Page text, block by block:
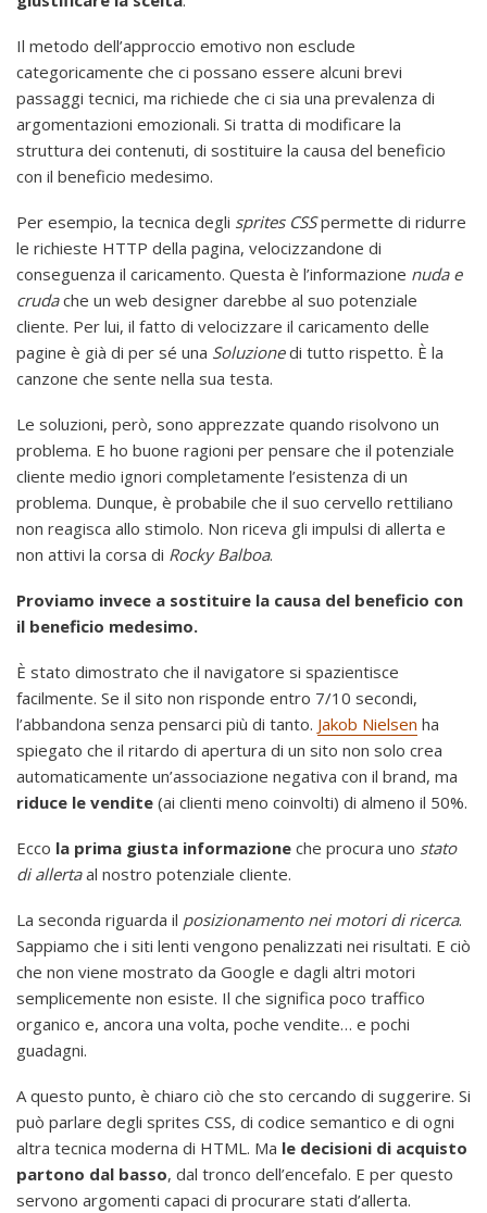
Il metodo dell’approccio emotivo non esclude
categoricamente che ci possano essere alcuni brevi
passaggi tecnici, ma richiede che ci sia una prevalenza di
argomentazioni emozionali. Si tratta di modificare la
struttura dei contenuti, di sostituire la causa del beneficio
con il beneficio medesimo.
Per esempio, la tecnica degli sprites CSSpermette di ridurre
le richieste HTTP della pagina, velocizzandone di
conseguenza il caricamento. Questa è l’informazione nuda e
crudache un web designer darebbe al suo potenziale
cliente. Per lui, il fatto di velocizzare il caricamento delle
pagine è già di per sé una Soluzionedi tutto rispetto. È la
canzone che sente nella sua testa.
Le soluzioni, però, sono apprezzate quando risolvono un
problema. E ho buone ragioni per pensare che il potenziale
cliente medio ignori completamente l’esistenza di un
problema. Dunque, è probabile che il suo cervello rettiliano
non reagisca allo stimolo. Non riceva gli impulsi di allerta e
non attivi la corsa di Rocky Balboa.
Proviamo invece a sostituire la causa del beneficio con
il beneficio medesimo.
È stato dimostrato che il navigatore si spazientisce
facilmente. Se il sito non risponde entro 7/10 secondi,
l’abbandona senza pensarci più di tanto. Jakob Nielsen ha
spiegato che il ritardo di apertura di un sito non solo crea
automaticamente un’associazione negativa con il brand, ma
riduce le vendite (ai clienti meno coinvolti) di almeno il 50%.
Ecco la prima giusta informazione che procura uno stato
di allertaal nostro potenziale cliente.
La seconda riguarda il posizionamento nei motori di ricerca.
Sappiamo che i siti lenti vengono penalizzati nei risultati. E ciò
che non viene mostrato da Google e dagli altri motori
semplicemente non esiste. Il che significa poco traffico
organico e, ancora una volta, poche vendite… e pochi
guadagni.
A questo punto, è chiaro ciò che sto cercando di suggerire. Si
può parlare degli sprites CSS, di codice semantico e di ogni
altra tecnica moderna di HTML. Ma le decisioni di acquisto
partono dal basso, dal tronco dell’encefalo. E per questo
servono argomenti capaci di procurare stati d’allerta.